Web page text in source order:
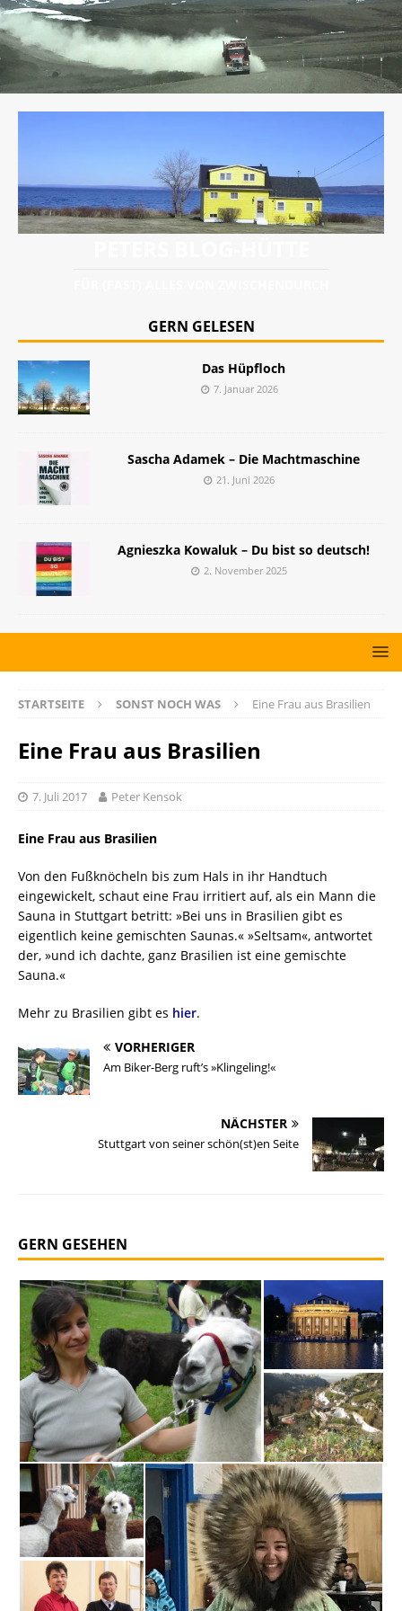
GERN GELESEN
Das Hüpfloch
7. Januar 2026
Sascha Adamek – Die Machtmaschine
21. Juni 2026
Agnieszka Kowaluk – Du bist so deutsch!
2. November 2025
STARTSEITE SONST NOCH WAS Eine Frau aus Brasilien
Eine Frau aus Brasilien
7. Juli 2017 Peter Kensok
Eine Frau aus Brasilien
Von den Fußknöcheln bis zum Hals in ihr Handtuch
eingewickelt, schaut eine Frau irritiert auf, als ein Mann die
Sauna in Stuttgart betritt: »Bei uns in Brasilien gibt es
eigentlich keine gemischten Saunas.« »Seltsam«, antwortet
der, »und ich dachte, ganz Brasilien ist eine gemischte
Sauna.«
Mehr zu Brasilien gibt es hier.
VORHERIGER
Am Biker-Berg ruft’s »Klingeling!«
NÄCHSTER
Stuttgart von seiner schön(st)en Seite
GERN GESEHEN